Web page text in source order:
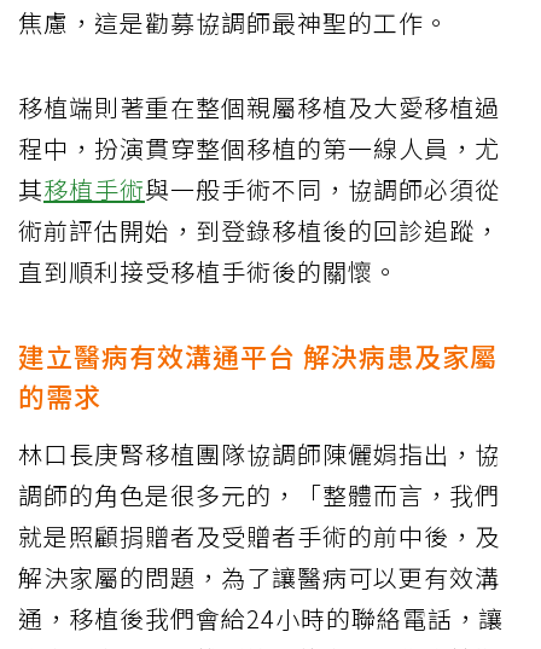
焦慮，這是勸募協調師最神聖的工作。
移植端則著重在整個親屬移植及大愛移植過
程中，扮演貫穿整個移植的第一線人員，尤
其移植手術與一般手術不同，協調師必須從
術前評估開始，到登錄移植後的回診追蹤，
直到順利接受移植手術後的關懷。
建立醫病有效溝通平台 解決病患及家屬
的需求
林口長庚腎移植團隊協調師陳儷娟指出，協
調師的角色是很多元的，「整體而言，我們
就是照顧捐贈者及受贈者手術的前中後，及
解決家屬的問題，為了讓醫病可以更有效溝
通，移植後我們會給24小時的聯絡電話，讓